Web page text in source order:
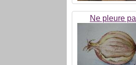
Ne pleure